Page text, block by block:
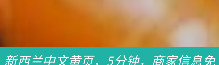
新西兰中文黄页，5分钟，商家信息免